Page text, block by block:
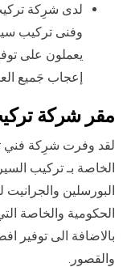
لدى شرِكة
وفنى تركيب
يعملون على
إعجاب جَميع
مقر شركة
لقد وفرت شرِكة فني
الخاصة بـ تركيب
البورسلين
الحكومية والخاصة
بالاضافة الى توفير
والقصور.